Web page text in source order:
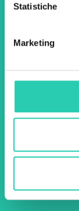
Statistiche
Marketing
eventi!